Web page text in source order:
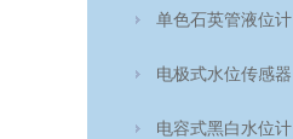
单色石英管液位计
电极式水位传感器
电容式黑白水位计